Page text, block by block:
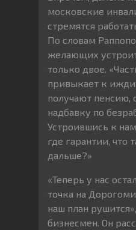
московские
стремятся
По словам
желающих
только двое.
привыкает к
получают пенсию,
надбавку по
Устроившись к
где гарантии, что
дальше?»
«Теперь у нас
точка на
наш план
бизнесмен. Он